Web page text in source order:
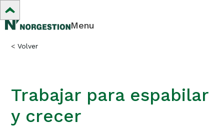
Menu
< Volver
Trabajar para espabilar
y crecer